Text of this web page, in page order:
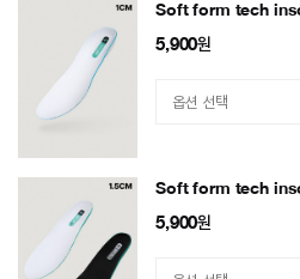
Soft form tech
5,900원
Soft form tech
5,900원